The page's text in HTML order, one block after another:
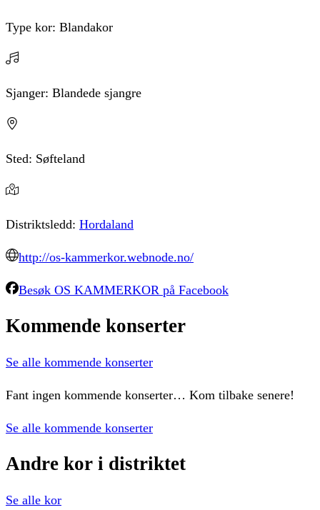
Type kor: Blandakor
Sjanger: Blandede sjangre
Sted: Søfteland
Distriktsledd: Hordaland
http://os-kammerkor.webnode.no/
Besøk OS KAMMERKOR på Facebook
Kommende konserter
Se alle kommende konserter
Fant ingen kommende konserter… Kom tilbake senere!
Se alle kommende konserter
Andre kor i distriktet
Se alle kor